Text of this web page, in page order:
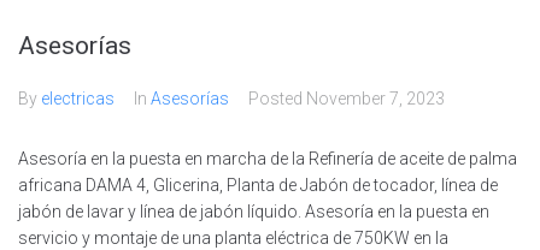
Asesorías
By electricas In Asesorías Posted November 7, 2023
Asesoría en la puesta en marcha de la Refinería de aceite de palma
africana DAMA 4, Glicerina, Planta de Jabón de tocador, línea de
jabón de lavar y línea de jabón líquido. Asesoría en la puesta en
servicio y montaje de una planta eléctrica de 750KW en la